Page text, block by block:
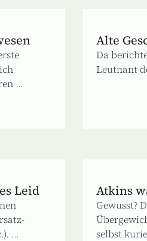
...
Alte
Da
Leutnant
Leid
...
Atkins
Gewusst?
selbst